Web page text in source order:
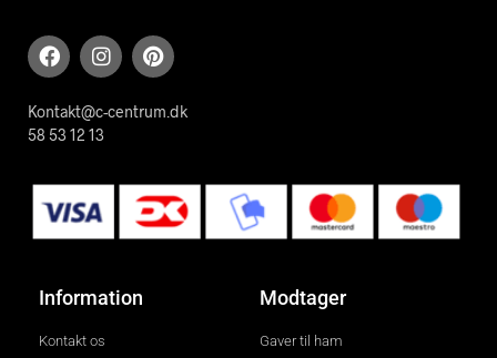
Kontakt@c-centrum.dk
58 53 12 13
Information
Kontakt os
Modtager
Gaver til ham